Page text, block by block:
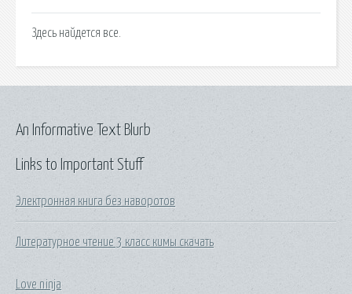
Здесь найдется все.
Links to Important Stuff
Электронная книга без наворотов
Литературное чтение 3 класс кимы скачать
Love ninja
An Informative Text Blurb